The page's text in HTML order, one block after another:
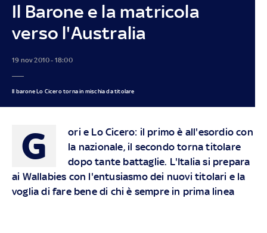
Il Barone e la matricola
verso l'Australia
19 nov 2010 - 18:00
Il barone Lo Cicero torna in mischia da titolare
G
ori e Lo Cicero: il primo è all'esordio con
la nazionale, il secondo torna titolare
dopo tante battaglie. L'Italia si prepara
ai Wallabies con l'entusiasmo dei nuovi titolari e la
voglia di fare bene di chi è sempre in prima linea